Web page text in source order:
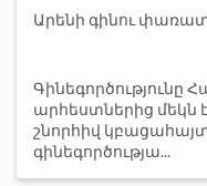
Արենի գինու
Գինեգործությունը
արհեստներից մեկն
շնորհիվ
գինեգործությա...